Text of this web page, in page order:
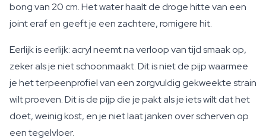
bong van 20 cm. Het water haalt de droge hitte van een
joint eraf en geeft je een zachtere, romigere hit.
Eerlijk is eerlijk: acryl neemt na verloop van tijd smaak op,
zeker als je niet schoonmaakt. Dit is niet de pijp waarmee
je het terpeenprofiel van een zorgvuldig gekweekte strain
wilt proeven. Dit is de pijp die je pakt als je iets wilt dat het
doet, weinig kost, en je niet laat janken over scherven op
een tegelvloer.